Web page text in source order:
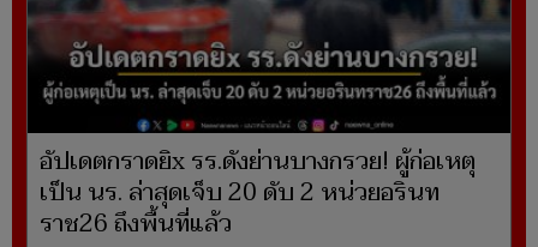
อัปเดตกราดยิx รร.ดังย่านบางกรวย! ผู้ก่อเหตุ
เป็น นร. ล่าสุดเจ็บ 20 ดับ 2 หน่วยอรินท
ราช26 ถึงพื้นที่แล้ว